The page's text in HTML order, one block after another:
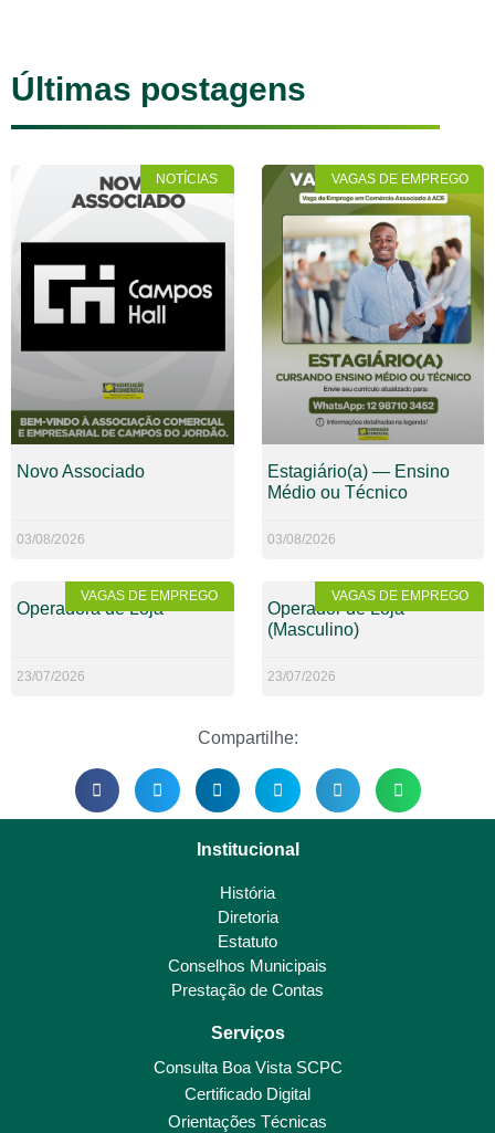
Últimas postagens
NOTÍCIAS
Novo Associado
03/08/2026
VAGAS DE EMPREGO
Estagiário(a) — Ensino
Médio ou Técnico
03/08/2026
VAGAS DE EMPREGO
Operadora de Loja
23/07/2026
VAGAS DE EMPREGO
Operador de Loja
(Masculino)
23/07/2026
Compartilhe:
Institucional
História
Diretoria
Estatuto
Conselhos Municipais
Prestação de Contas
Serviços
Consulta Boa Vista SCPC
Certificado Digital
Orientações Técnicas